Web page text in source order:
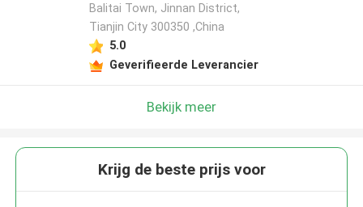
Balitai Town, Jinnan District,
Tianjin City 300350 ,China
5.0
Geverifieerde Leverancier
Bekijk meer
Krijg de beste prijs voor